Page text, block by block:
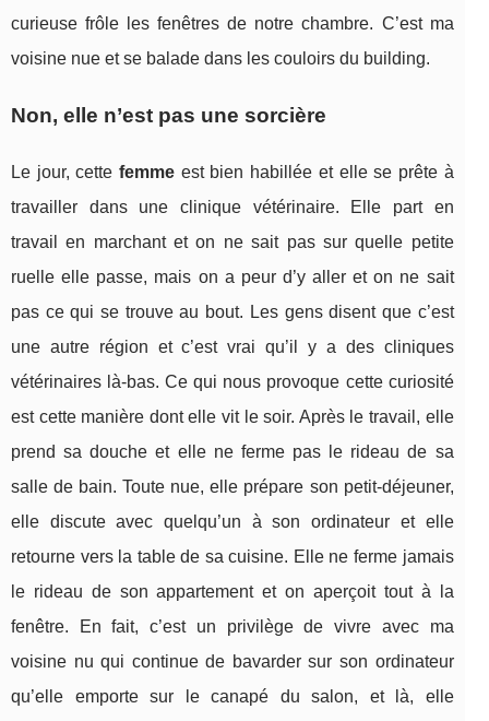
curieuse frôle les fenêtres de notre chambre. C’est ma
voisine nue et se balade dans les couloirs du building.
Non, elle n’est pas une sorcière
Le jour, cettefemme est bien habillée et elle se prête à
travailler dans une clinique vétérinaire. Elle part en
travail en marchant et on ne sait pas sur quelle petite
ruelle elle passe, mais on a peur d’y aller et on ne sait
pas ce qui se trouve au bout. Les gens disent que c’est
une autre région et c’est vrai qu’il y a des cliniques
vétérinaires là-bas. Ce qui nous provoque cette curiosité
est cette manière dont elle vit le soir. Après le travail, elle
prend sa douche et elle ne ferme pas le rideau de sa
salle de bain. Toute nue, elle prépare son petit-déjeuner,
elle discute avec quelqu’un à son ordinateur et elle
retourne vers la table de sa cuisine. Elle ne ferme jamais
le rideau de son appartement et on aperçoit tout à la
fenêtre. En fait, c’est un privilège de vivre avec ma
voisine nu qui continue de bavarder sur son ordinateur
qu’elle emporte sur le canapé du salon, et là, elle